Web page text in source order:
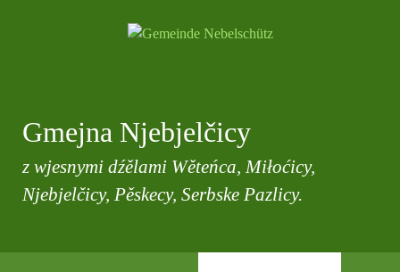
Gmejna Njebjelčicy
z wjesnymi dźělami Wěteńca, Miłoćicy,
Njebjelčicy, Pěskecy, Serbske Pazlicy.